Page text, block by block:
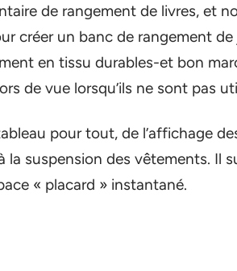
de rangement de livres, et
créer un banc de rangement
en tissu durables-et bon
de vue lorsqu’ils ne sont pas
pour tout, de l’affichage
la suspension des vêtements. Il
« placard » instantané.